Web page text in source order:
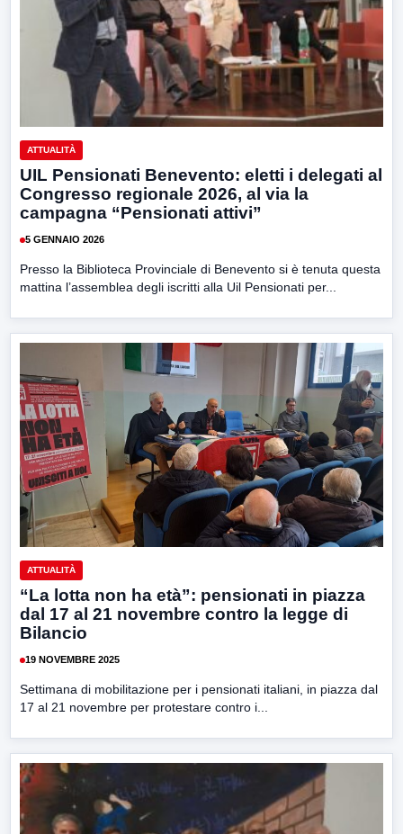
ATTUALITÀ
UIL Pensionati Benevento: eletti i delegati al
Congresso regionale 2026, al via la
campagna “Pensionati attivi”
5 GENNAIO 2026
Presso la Biblioteca Provinciale di Benevento si è tenuta questa
mattina l’assemblea degli iscritti alla Uil Pensionati per...
ATTUALITÀ
“La lotta non ha età”: pensionati in piazza
dal 17 al 21 novembre contro la legge di
Bilancio
19 NOVEMBRE 2025
Settimana di mobilitazione per i pensionati italiani, in piazza dal
17 al 21 novembre per protestare contro i...